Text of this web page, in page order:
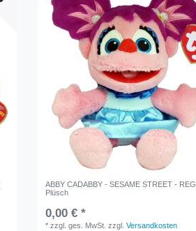
ABBY CADABBY - SESAME STREET - REG
Plüsch
0,00 € *
*zzgl. ges. MwSt. zzgl.Versandkosten